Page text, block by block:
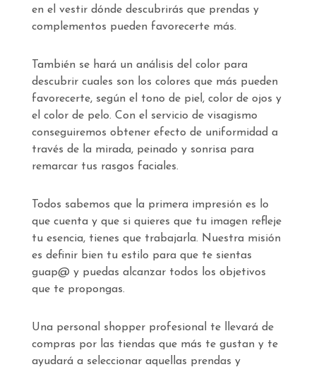
en el vestir dónde descubrirás que prendas y
complementos pueden favorecerte más.
También se hará un análisis del color para
descubrir cuales son los colores que más pueden
favorecerte, según el tono de piel, color de ojos y
el color de pelo. Con el servicio de visagismo
conseguiremos obtener efecto de uniformidad a
través de la mirada, peinado y sonrisa para
remarcar tus rasgos faciales.
Todos sabemos que la primera impresión es lo
que cuenta y que si quieres que tu imagen refleje
tu esencia, tienes que trabajarla. Nuestra misión
es definir bien tu estilo para que te sientas
guap@ y puedas alcanzar todos los objetivos
que te propongas.
Una personal shopper profesional te llevará de
compras por las tiendas que más te gustan y te
ayudará a seleccionar aquellas prendas y